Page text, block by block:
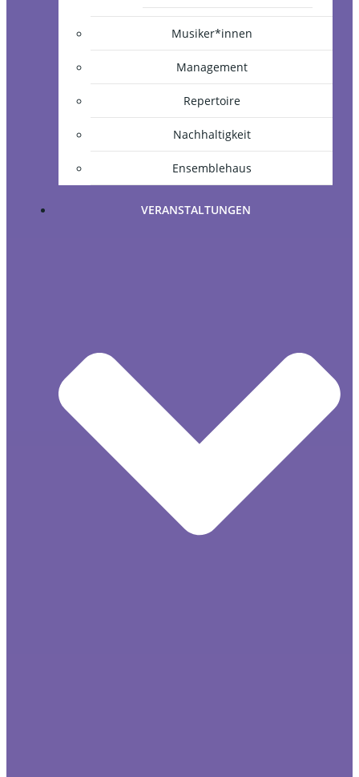
Musiker*innen
Management
Repertoire
Nachhaltigkeit
Ensemblehaus
VERANSTALTUNGEN